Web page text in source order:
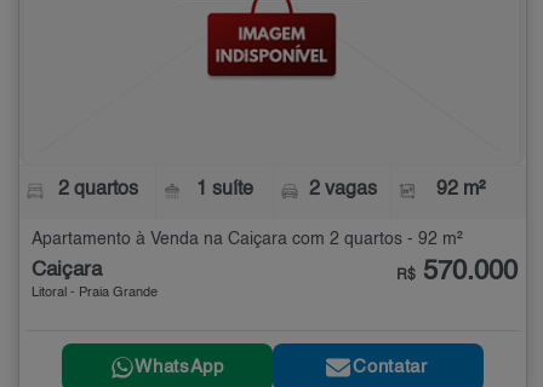
2 quartos 1 suíte 2 vagas 92 m²
Apartamento à Venda na Caiçara com 2 quartos - 92 m²
Caiçara
Litoral - Praia Grande
R$ 570.000
WhatsApp Contatar